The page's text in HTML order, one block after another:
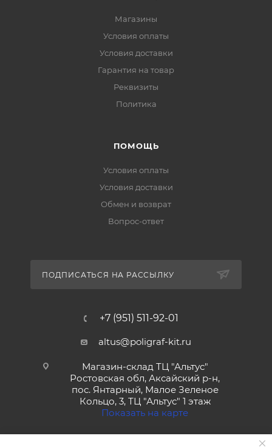
Магазины
Условия оплаты
Условия доставки
Гарантия на товар
Реквизиты
Политика
ПОМОЩЬ
Условия оплаты
Условия доставки
Обмен и возврат
Вопрос-ответ
ПОДПИСАТЬСЯ НА РАССЫЛКУ
+7 (951) 511-92-01
altus@poligraf-kit.ru
Магазин-склад ТЦ "Альтус"
Ростовская обл, Аксайский р-н,
пос. Янтарный, Малое Зеленое
Кольцо, 3, ТЦ "Альтус" 1 этаж
Показать на карте